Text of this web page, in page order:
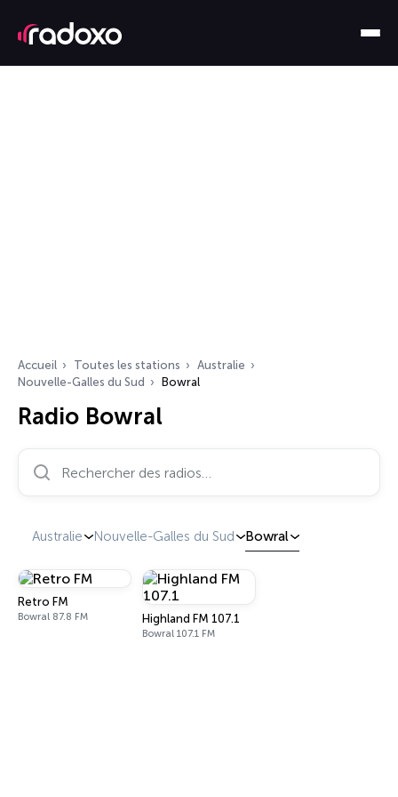
Accueil Toutes les stations
Australie
Nouvelle-Galles du Sud
Bowral
Radio Bowral
Australie Nouvelle-Galles du Sud Bowral
Retro FM
Bowral 87.8 FM Highland FM 107.1
Bowral 107.1 FM